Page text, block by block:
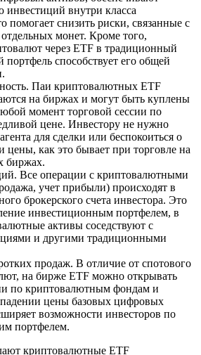
внутри класса
помогает снизить риски, связанные с
монет. Кроме того,
через ETF в традиционный
способствует его общей
Паи криптовалютных ETF
на биржах и могут быть куплены
момент торговой сессии по
цене. Инвестору не нужно
для сделки или беспокоиться о
цены, как это бывает при торговле на
биржах.
Все операции с криптовалютными
учет прибыли) происходят в
брокерского счета инвестора. Это
инвестиционным портфелем, в
активы соседствуют с
и другими традиционными
продаж. В отличие от спотового
на бирже ETF можно открывать
по криптовалютным фондам и
падении цены базовых цифровых
возможности инвесторов по
портфелем.
криптовалютные ETF